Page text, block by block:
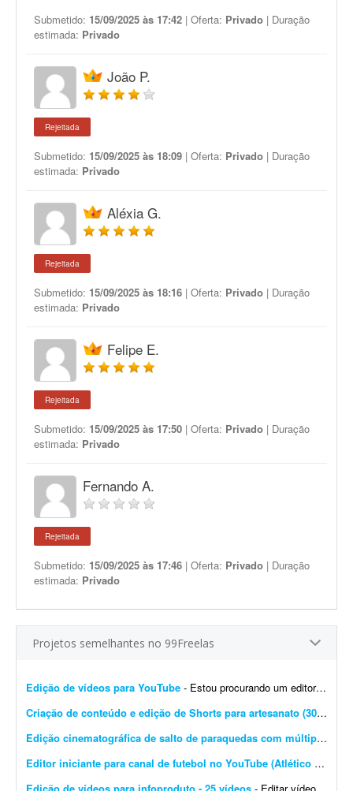
Submetido: 15/09/2025 às 17:42 | Oferta: Privado | Duração
estimada: Privado
João P.
Rejeitada
Submetido: 15/09/2025 às 18:09 | Oferta: Privado | Duração
estimada: Privado
Aléxia G.
Rejeitada
Submetido: 15/09/2025 às 18:16 | Oferta: Privado | Duração
estimada: Privado
Felipe E.
Rejeitada
Submetido: 15/09/2025 às 17:50 | Oferta: Privado | Duração
estimada: Privado
Fernando A.
Rejeitada
Submetido: 15/09/2025 às 17:46 | Oferta: Privado | Duração
estimada: Privado
Projetos semelhantes no 99Freelas
Edição de vídeos para YouTube - Estou procurando um editor de vídeo para editar vídeos longos para YouTube. A edição não precisa ser muito sofisticada. Procuro algo simples, dinâmico e ag...
Criação de conteúdo e edição de Shorts para artesanato (30 vídeos/mês)
Edição cinematográfica de salto de paraquedas com múltiplas câmeras
Editor iniciante para canal de futebol no YouTube (Atlético Mineiro)